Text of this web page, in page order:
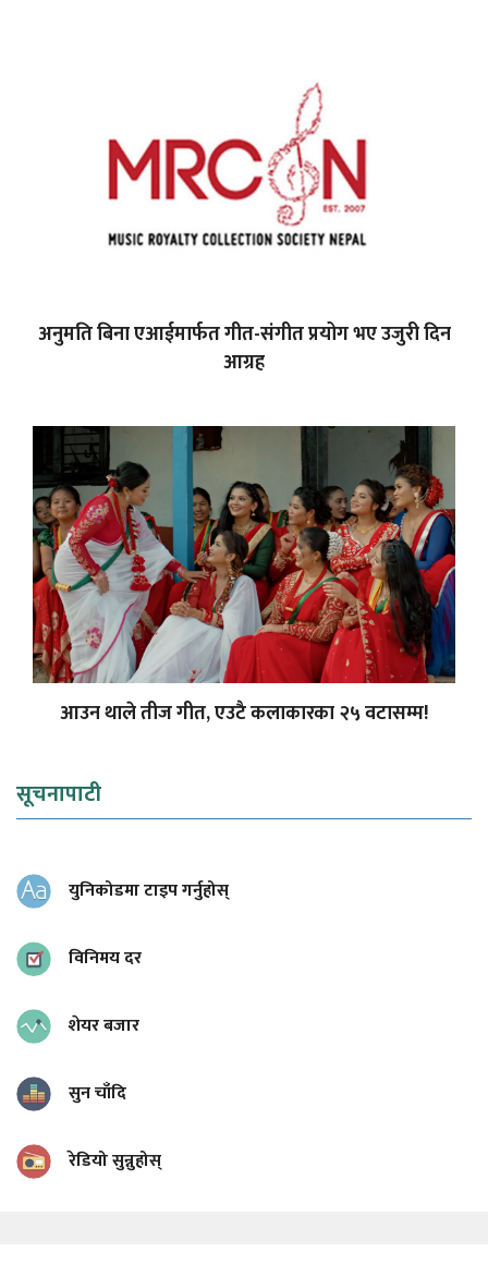
अनुमति बिना एआईमार्फत गीत-संगीत प्रयोग भए उजुरी दिन
आग्रह
आउन थाले तीज गीत, एउटै कलाकारका २५ वटासम्म!
सूचनापाटी
युनिकोडमा टाइप गर्नुहोस्
विनिमय दर
शेयर बजार
सुन चाँदि
रेडियो सुन्नुहोस्